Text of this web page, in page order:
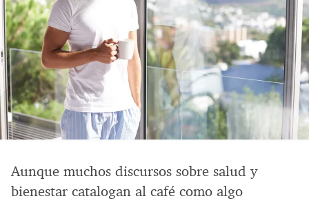
Aunque muchos discursos sobre salud y
bienestar catalogan al café como algo